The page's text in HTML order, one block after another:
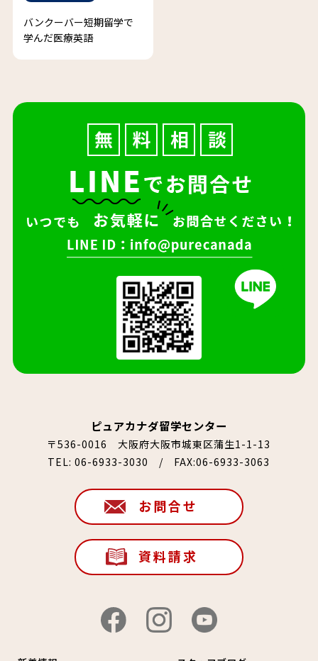
バンクーバー短期留学で
学んだ医療英語
ピュアカナダ留学センター
〒536-0016 大阪府大阪市城東区蒲生1-1-13
TEL:06-6933-3030 / FAX:06-6933-3063
お問合せ
資料請求